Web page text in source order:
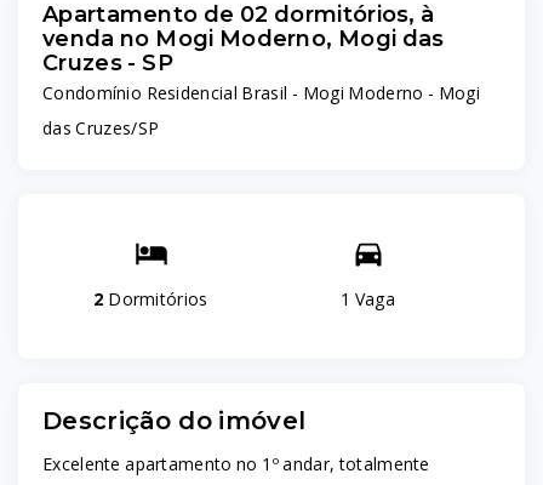
Apartamento de 02 dormitórios, à
venda no Mogi Moderno, Mogi das
Cruzes - SP
Condomínio Residencial Brasil - Mogi Moderno - Mogi
das Cruzes/SP
2 Dormitórios 1 Vaga
Descrição do imóvel
Excelente apartamento no 1º andar, totalmente